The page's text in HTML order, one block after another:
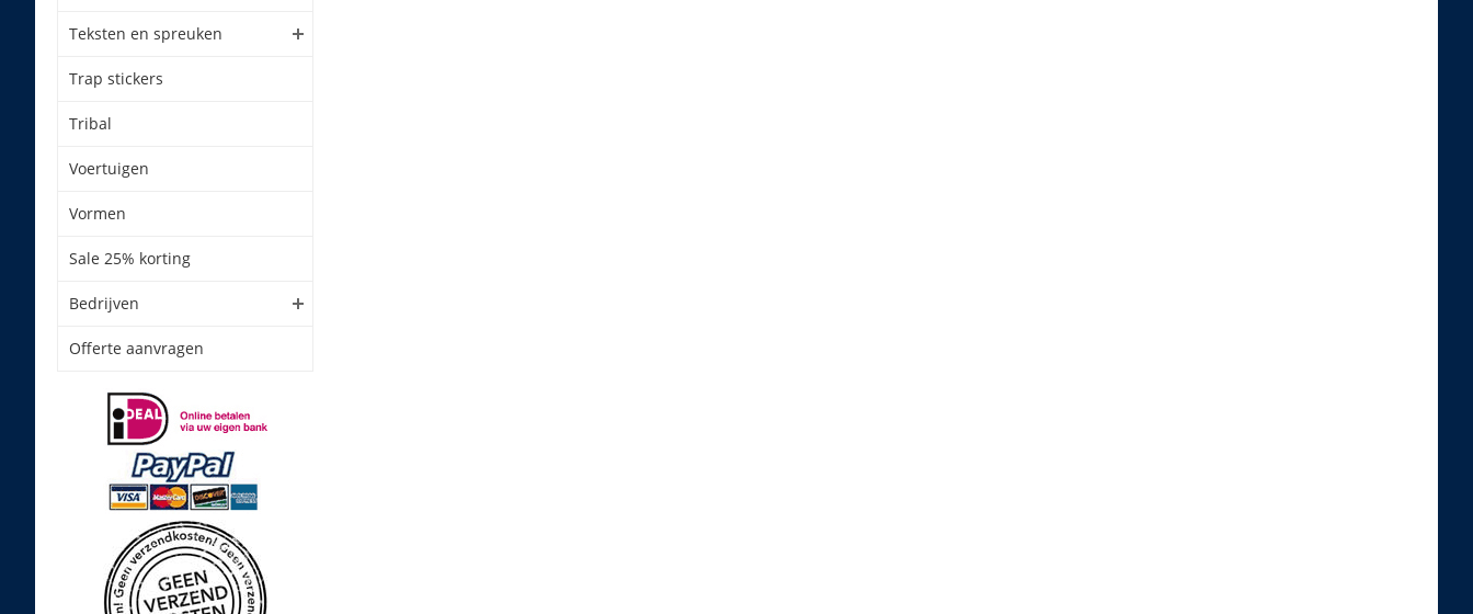
Teksten en spreuken
Trap stickers
Tribal
Voertuigen
Vormen
Sale 25% korting
Bedrijven
Offerte aanvragen